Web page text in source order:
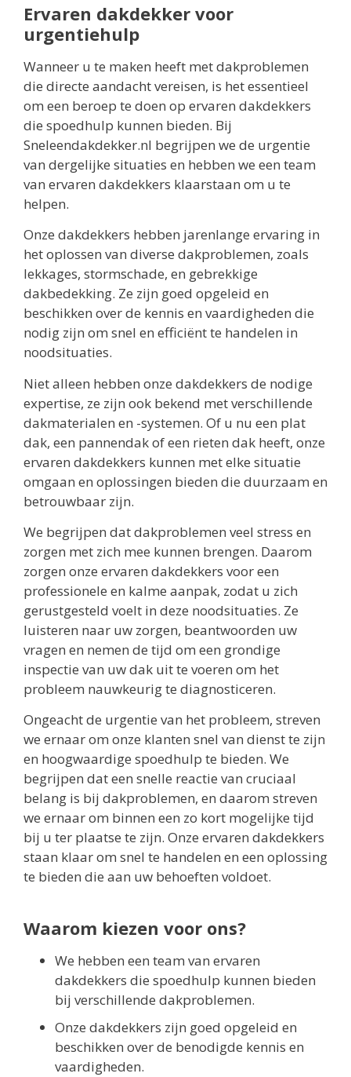
Ervaren dakdekker voor
urgentiehulp
Wanneer u te maken heeft met dakproblemen
die directe aandacht vereisen, is het essentieel
om een beroep te doen op ervaren dakdekkers
die spoedhulp kunnen bieden. Bij
Sneleendakdekker.nl begrijpen we de urgentie
van dergelijke situaties en hebben we een team
van ervaren dakdekkers klaarstaan om u te
helpen.
Onze dakdekkers hebben jarenlange ervaring in
het oplossen van diverse dakproblemen, zoals
lekkages, stormschade, en gebrekkige
dakbedekking. Ze zijn goed opgeleid en
beschikken over de kennis en vaardigheden die
nodig zijn om snel en efficiënt te handelen in
noodsituaties.
Niet alleen hebben onze dakdekkers de nodige
expertise, ze zijn ook bekend met verschillende
dakmaterialen en -systemen. Of u nu een plat
dak, een pannendak of een rieten dak heeft, onze
ervaren dakdekkers kunnen met elke situatie
omgaan en oplossingen bieden die duurzaam en
betrouwbaar zijn.
We begrijpen dat dakproblemen veel stress en
zorgen met zich mee kunnen brengen. Daarom
zorgen onze ervaren dakdekkers voor een
professionele en kalme aanpak, zodat u zich
gerustgesteld voelt in deze noodsituaties. Ze
luisteren naar uw zorgen, beantwoorden uw
vragen en nemen de tijd om een grondige
inspectie van uw dak uit te voeren om het
probleem nauwkeurig te diagnosticeren.
Ongeacht de urgentie van het probleem, streven
we ernaar om onze klanten snel van dienst te zijn
en hoogwaardige spoedhulp te bieden. We
begrijpen dat een snelle reactie van cruciaal
belang is bij dakproblemen, en daarom streven
we ernaar om binnen een zo kort mogelijke tijd
bij u ter plaatse te zijn. Onze ervaren dakdekkers
staan klaar om snel te handelen en een oplossing
te bieden die aan uw behoeften voldoet.
Waarom kiezen voor ons?
We hebben een team van ervaren
dakdekkers die spoedhulp kunnen bieden
bij verschillende dakproblemen.
Onze dakdekkers zijn goed opgeleid en
beschikken over de benodigde kennis en
vaardigheden.